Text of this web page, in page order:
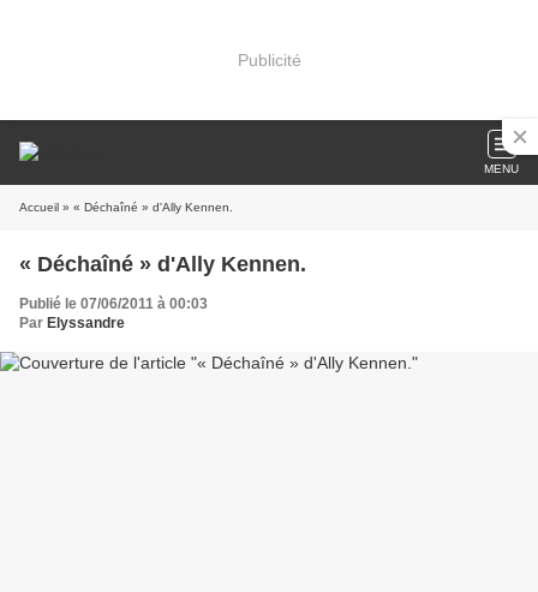
Publicité
MENU
Accueil » « Déchaîné » d'Ally Kennen.
« Déchaîné » d'Ally Kennen.
Publié le 07/06/2011 à 00:03
Par Elyssandre